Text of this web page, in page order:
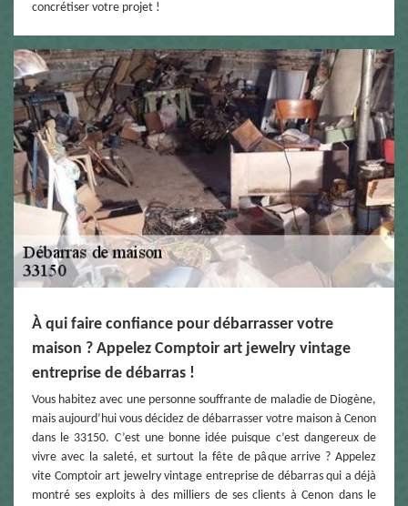
concrétiser votre projet !
À qui faire confiance pour débarrasser votre
maison ? Appelez Comptoir art jewelry vintage
entreprise de débarras !
Vous habitez avec une personne souffrante de maladie de Diogène,
mais aujourd’hui vous décidez de débarrasser votre maison à Cenon
dans le 33150. C’est une bonne idée puisque c’est dangereux de
vivre avec la saleté, et surtout la fête de pâque arrive ? Appelez
vite Comptoir art jewelry vintage entreprise de débarras qui a déjà
montré ses exploits à des milliers de ses clients à Cenon dans le